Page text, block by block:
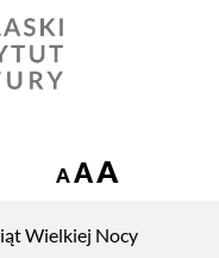
AAA
Wielkiej Nocy